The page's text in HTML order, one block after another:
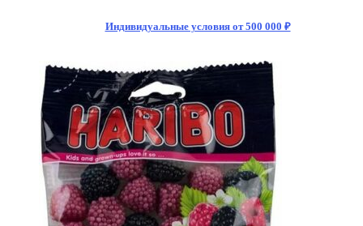
Индивидуальные условия от 500 000 ₽